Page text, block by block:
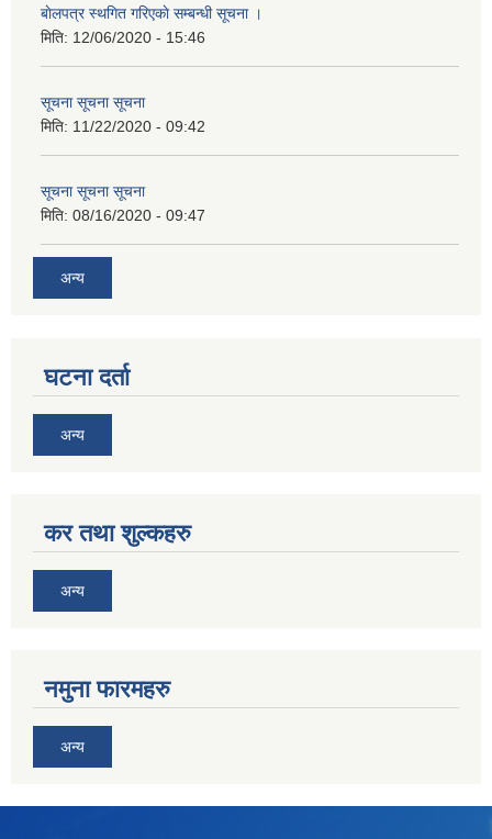
बाेलपत्र स्थगित गरिएकाे सम्बन्धी सूचना ।
मिति: 12/06/2020 - 15:46
सूचना सूचना सूचना
मिति: 11/22/2020 - 09:42
सूचना सूचना सूचना
मिति: 08/16/2020 - 09:47
अन्य
घटना दर्ता
अन्य
कर तथा शुल्कहरु
अन्य
नमुना फारमहरु
अन्य